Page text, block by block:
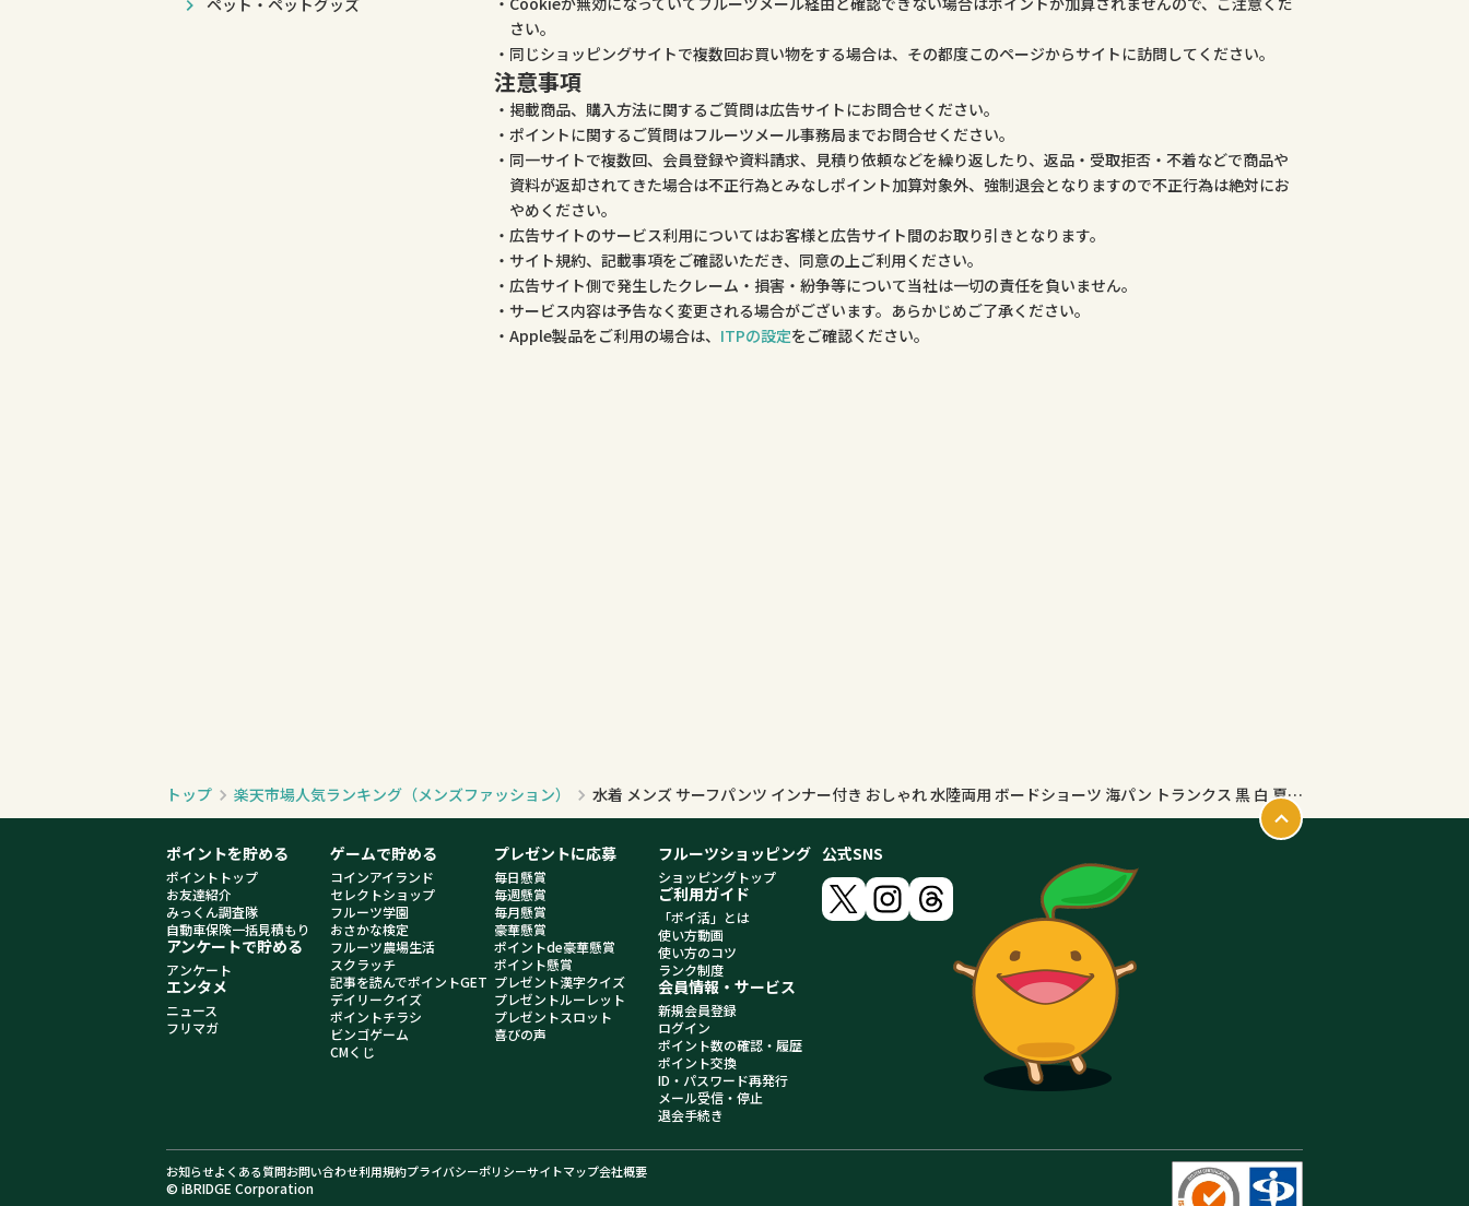
さい。
同じショッピングサイトで複数回お買い物をする場合は、その都度このページからサイトに訪問してください。
注意事項
掲載商品、購入方法に関するご質問は広告サイトにお問合せください。
ポイントに関するご質問はフルーツメール事務局までお問合せください。
同一サイトで複数回、会員登録や資料請求、見積り依頼などを繰り返したり、返品・受取拒否・不着などで商品や
資料が返却されてきた場合は不正行為とみなしポイント加算対象外、強制退会となりますので不正行為は絶対にお
やめください。
広告サイトのサービス利用についてはお客様と広告サイト間のお取り引きとなります。
サイト規約、記載事項をご確認いただき、同意の上ご利用ください。
広告サイト側で発生したクレーム・損害・紛争等について当社は一切の責任を負いません。
サービス内容は予告なく変更される場合がございます。あらかじめご了承ください。
Apple製品をご利用の場合は、 ITPの設定をご確認ください。
トップ 楽天市場人気ランキング（メンズファッション） 水着 メンズ サーフパンツ インナー付き おしゃれ 水陸両用 ボードショーツ 海パン トランクス 黒 白 夏 薄手 膝丈 ひざ丈 ポケット ウエストゴム ひも付き 裏地付き ボタニカル プール 海水浴 旅行 リゾート スポーツ
ポイントを貯める
ポイントトップ
お友達紹介
みっくん調査隊
自動車保険一括見積もり
アンケートで貯める
アンケート
エンタメ
ニュース
フリマガ
ゲームで貯める
コインアイランド
セレクトショップ
フルーツ学園
おさかな検定
フルーツ農場生活
スクラッチ
記事を読んでポイントGET
デイリークイズ
ポイントチラシ
ビンゴゲーム
CMくじ
プレゼントに応募
毎日懸賞
毎週懸賞
毎月懸賞
豪華懸賞
ポイントde豪華懸賞
ポイント懸賞
プレゼント漢字クイズ
プレゼントルーレット
プレゼントスロット
喜びの声
フルーツショッピング
ショッピングトップ
ご利用ガイド
「ポイ活」とは
使い方動画
使い方のコツ
ランク制度
会員情報・サービス
新規会員登録
ログイン
ポイント数の確認・履歴
ポイント交換
ID・パスワード再発行
メール受信・停止
退会手続き
公式SNS
お知らせよくある質問お問い合わせ利用規約プライバシーポリシーサイトマップ会社概要
© iBRIDGE Corporation